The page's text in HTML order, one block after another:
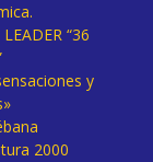
“36
y
2000